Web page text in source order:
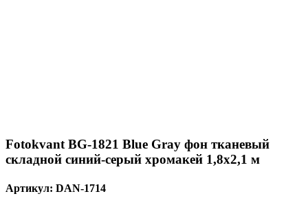
Fotokvant BG-1821 Blue Gray фон тканевый
складной синий-серый хромакей 1,8х2,1 м
Артикул: DAN-1714